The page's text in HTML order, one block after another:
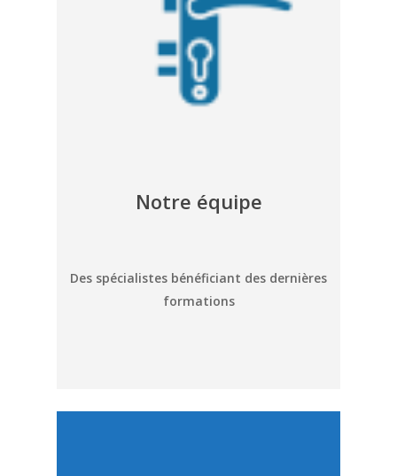
Notre équipe
Des spécialistes bénéficiant des dernières
formations